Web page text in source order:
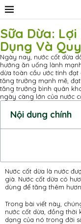
Sữa Dừa:
Dụng Và
Ngày nay, nước cốt dừa
hướng ăn uống lành
dừa toàn cầu ước tính
tăng trưởng mạnh mẽ,
tăng trưởng bình quân
ngày càng lớn của nước
Nội dung chính
Nước cốt dừa là nước
già. Nước cốt dừa có
dùng để tăng thêm
Trong bài viết này,
nước cốt dừa, đồng thời
dạng của nó trong đời